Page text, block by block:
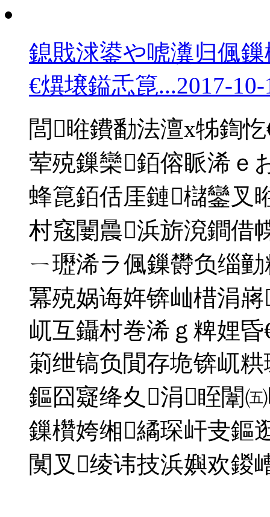
鎴戝浗鍙や唬瀵归偑
€熼壌鎰忎箟...2017-10-
閭暀鐨勫法澶х牬鍧
荤殑鏁欒銆傛眽浠ｅ
蜂箟銆佸厓鏈櫧鑾叉
村窛闄曟浜旂渷鐧借
ㄧ瓑浠ラ偑鏁欎负缁
冪殑娲诲姩锛屾棤涓
屼互鑷村巻浠ｇ粺娌
箣绁镐负閴存垝锛屼
鏂囧寲绛夊涓眰闈
鏁欑姱缃繘琛屽叏鏂
闃叉绫讳技浜嬩欢